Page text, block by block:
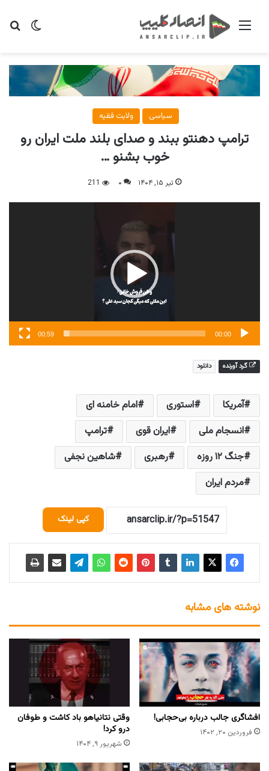
تغییر منو
سیاسی ولایت فقیه
ترامپ دهنتو ببند و صدای بلند ملت ایران رو
خوب بشنو …
تیر ۱۵, ۱۴۰۴ ۰ 211
نمایشگر
00:00
00:59
گرد آورنده دانلود
آمریکا استوری
امام خامنه ای
انسجام ملی
ایران قوی
ترامپ
جنگ ۱۲ روزه
رهبری
شاهین نجفی
مردم ایران
کپی لینک
نوشته های مشابه
افشاگری جالب درباره بی‌حجابی!
فروردین ۲۰, ۱۴۰۲
وقتی نتانیاهو باد کاشت و طوفان
درو کرد!
شهریور ۹, ۱۴۰۴